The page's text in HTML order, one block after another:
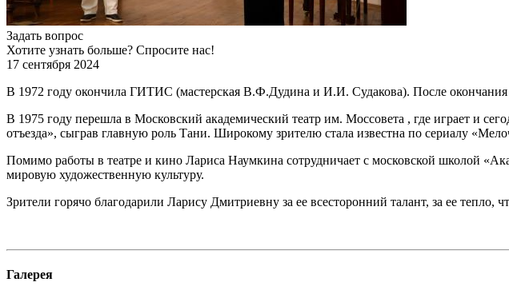
Задать вопрос
Хотите узнать больше? Спросите нас!
17 сентября 2024
В 1972 году окончила ГИТИС (мастерская В.Ф.Дудина и И.И. Судакова). После окончания
В 1975 году перешла в Московский академический театр им. Моссовета , где играет и
отъезда», сыграв главную роль Тани. Широкому зрителю стала известна по сериалу
Помимо работы в театре и кино Лариса Наумкина сотрудничает с московской школой
мировую художественную культуру.
Зрители горячо благодарили Ларису Дмитриевну за ее всесторонний талант, за ее тепло,
Галерея